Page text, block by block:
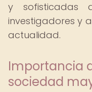
y sofisticadas
investigadores y
actualidad.
Importancia
sociedad